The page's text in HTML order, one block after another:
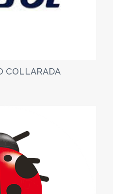
COLLARADA